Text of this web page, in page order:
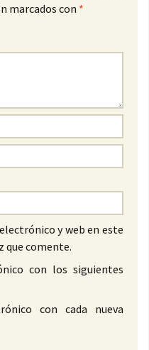
marcados con *
y web en este
que comente.
con los siguientes
con cada nueva